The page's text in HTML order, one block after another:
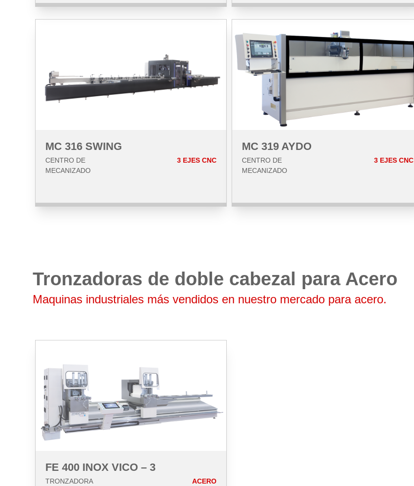
MC 316 SWING
CENTRO DE
MECANIZADO
3 EJES CNC
MC 319 AYDO
CENTRO DE
MECANIZADO
3 EJES CNC
Tronzadoras de doble cabezal para Acero
Maquinas industriales más vendidos en nuestro mercado para acero.
FE 400 INOX VICO – 3
TRONZADORA ACERO